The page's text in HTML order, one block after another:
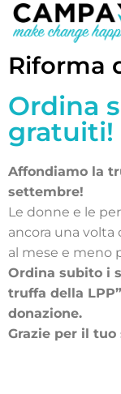
Riforma
Ordina
gratuiti!
Affondiamo la
settembre!
Le donne e le
ancora una volta
al mese e meno
Ordina subito i
truffa della
donazione.
Grazie per il tuo